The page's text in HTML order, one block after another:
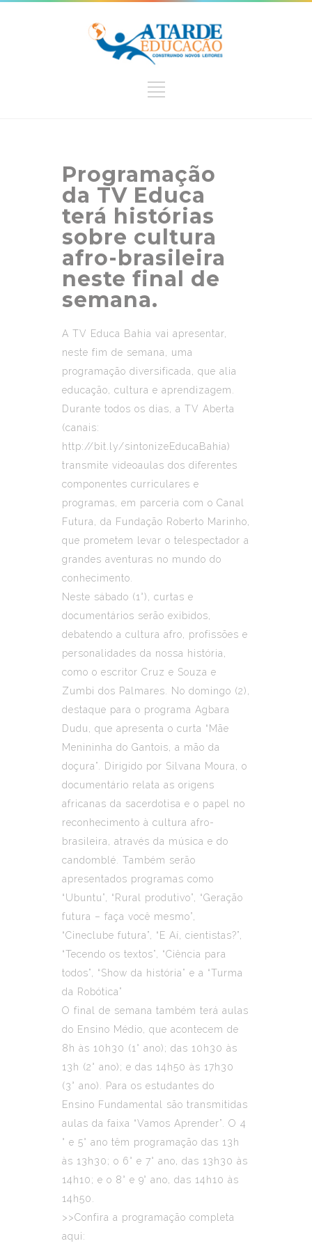
Programação
da TV Educa
terá histórias
sobre cultura
afro-brasileira
neste final de
semana.
A TV Educa Bahia vai apresentar,
neste fim de semana, uma
programação diversificada, que alia
educação, cultura e aprendizagem.
Durante todos os dias, a TV Aberta
(canais:
http://bit.ly/sintonizeEducaBahia)
transmite videoaulas dos diferentes
componentes curriculares e
programas, em parceria com o Canal
Futura, da Fundação Roberto Marinho,
que prometem levar o telespectador a
grandes aventuras no mundo do
conhecimento.
Neste sábado (1°), curtas e
documentários serão exibidos,
debatendo a cultura afro, profissões e
personalidades da nossa história,
como o escritor Cruz e Souza e
Zumbi dos Palmares. No domingo (2),
destaque para o programa Agbara
Dudu, que apresenta o curta “Mãe
Menininha do Gantois, a mão da
doçura”. Dirigido por Silvana Moura, o
documentário relata as origens
africanas da sacerdotisa e o papel no
reconhecimento à cultura afro-
brasileira, através da música e do
candomblé. Também serão
apresentados programas como
“Ubuntu”, “Rural produtivo”, “Geração
futura – faça você mesmo”,
“Cineclube futura”, “E Aí, cientistas?”,
“Tecendo os textos”, “Ciência para
todos”, “Show da história” e a “Turma
da Robótica”
O final de semana também terá aulas
do Ensino Médio, que acontecem de
8h às 10h30 (1° ano); das 10h30 às
13h (2° ano); e das 14h50 às 17h30
(3° ano). Para os estudantes do
Ensino Fundamental são transmitidas
aulas da faixa “Vamos Aprender”. O 4
° e 5° ano têm programação das 13h
às 13h30; o 6° e 7° ano, das 13h30 às
14h10; e o 8° e 9° ano, das 14h10 às
14h50.
>>Confira a programação completa
aqui: